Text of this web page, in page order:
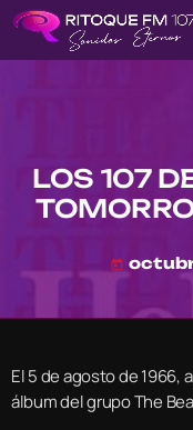
LOS 107
today
El 5 de agosto de 1966,
álbum del grupo The